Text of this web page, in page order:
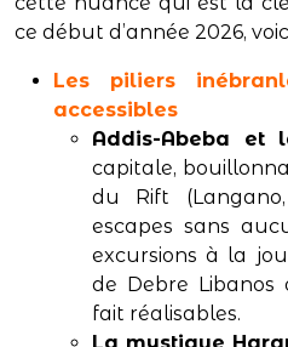
ce début d’année 2026,
Les piliers
accessibles
Addis-Abeba et
capitale,
du Rift
escapes sans
excursions à la
de Debre
fait réalisables.